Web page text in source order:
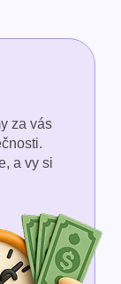
za vás
a vy si